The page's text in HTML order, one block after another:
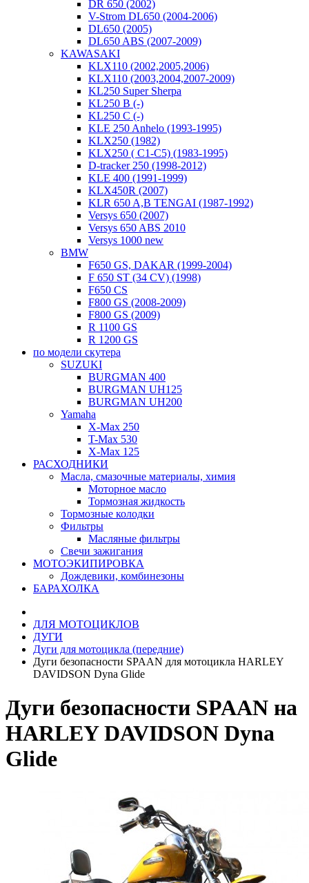
DR 650 (2002)
V-Strom DL650 (2004-2006)
DL650 (2005)
DL650 ABS (2007-2009)
KAWASAKI
KLX110 (2002,2005,2006)
KLX110 (2003,2004,2007-2009)
KL250 Super Sherpa
KL250 B (-)
KL250 C (-)
KLE 250 Anhelo (1993-1995)
KLX250 (1982)
KLX250 ( C1-C5) (1983-1995)
D-tracker 250 (1998-2012)
KLE 400 (1991-1999)
KLX450R (2007)
KLR 650 A,B TENGAI (1987-1992)
Versys 650 (2007)
Versys 650 ABS 2010
Versys 1000 new
BMW
F650 GS, DAKAR (1999-2004)
F 650 ST (34 CV) (1998)
F650 CS
F800 GS (2008-2009)
F800 GS (2009)
R 1100 GS
R 1200 GS
по модели скутера
SUZUKI
BURGMAN 400
BURGMAN UH125
BURGMAN UH200
Yamaha
X-Max 250
T-Max 530
X-Max 125
РАСХОДНИКИ
Масла, смазочные материалы, химия
Моторное масло
Тормозная жидкость
Тормозные колодки
Фильтры
Масляные фильтры
Свечи зажигания
МОТОЭКИПИРОВКА
Дождевики, комбинезоны
БАРАХОЛКА
ДЛЯ МОТОЦИКЛОВ
ДУГИ
Дуги для мотоцикла (передние)
Дуги безопасности SPAAN для мотоцикла HARLEY
DAVIDSON Dyna Glide
Дуги безопасности SPAAN на
HARLEY DAVIDSON Dyna
Glide